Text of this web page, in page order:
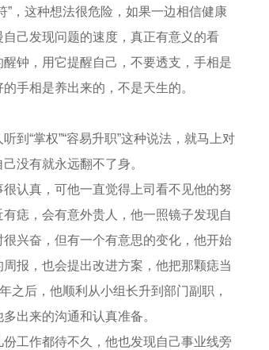
”，这种想法很危险，如果一边相信健康
己发现问题的速度，真正有意义的看
钟，用它提醒自己，不要透支，手相是
手相是养出来的，不是天生的。
到“掌权”“容易升职”这种说法，就马上对
没有就永远翻不了身。
认真，可他一直觉得上司看不见他的努
痣，会有意外贵人，他一照镜子发现自
兴奋，但有一个有意思的变化，他开始
报，也会提出改进方案，他把那颗痣当
之后，他顺利从小组长升到部门副职，
出来的沟通和认真准备。
工作都待不久，他也发现自己事业线旁